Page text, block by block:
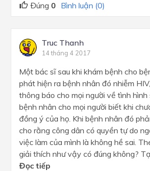
Đúng 0 Bình luận (0)
Truc Thanh
14 tháng 4 2017
Một bác sĩ sau khi khám bệnh cho
phát hiện ra bệnh nhân đó nhiễm
thông báo cho mọi người về tình hình
bệnh nhân cho mọi người biết khi
đồng ý của họ. Khi bệnh nhân đó
cho rằng công dân có quyền tự do
việc làm của mình là không hề sai.
giải thích như vậy có đúng không?
Đọc tiếp